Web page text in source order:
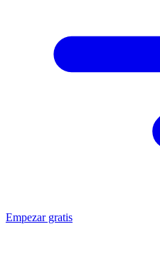
Empezar gratis